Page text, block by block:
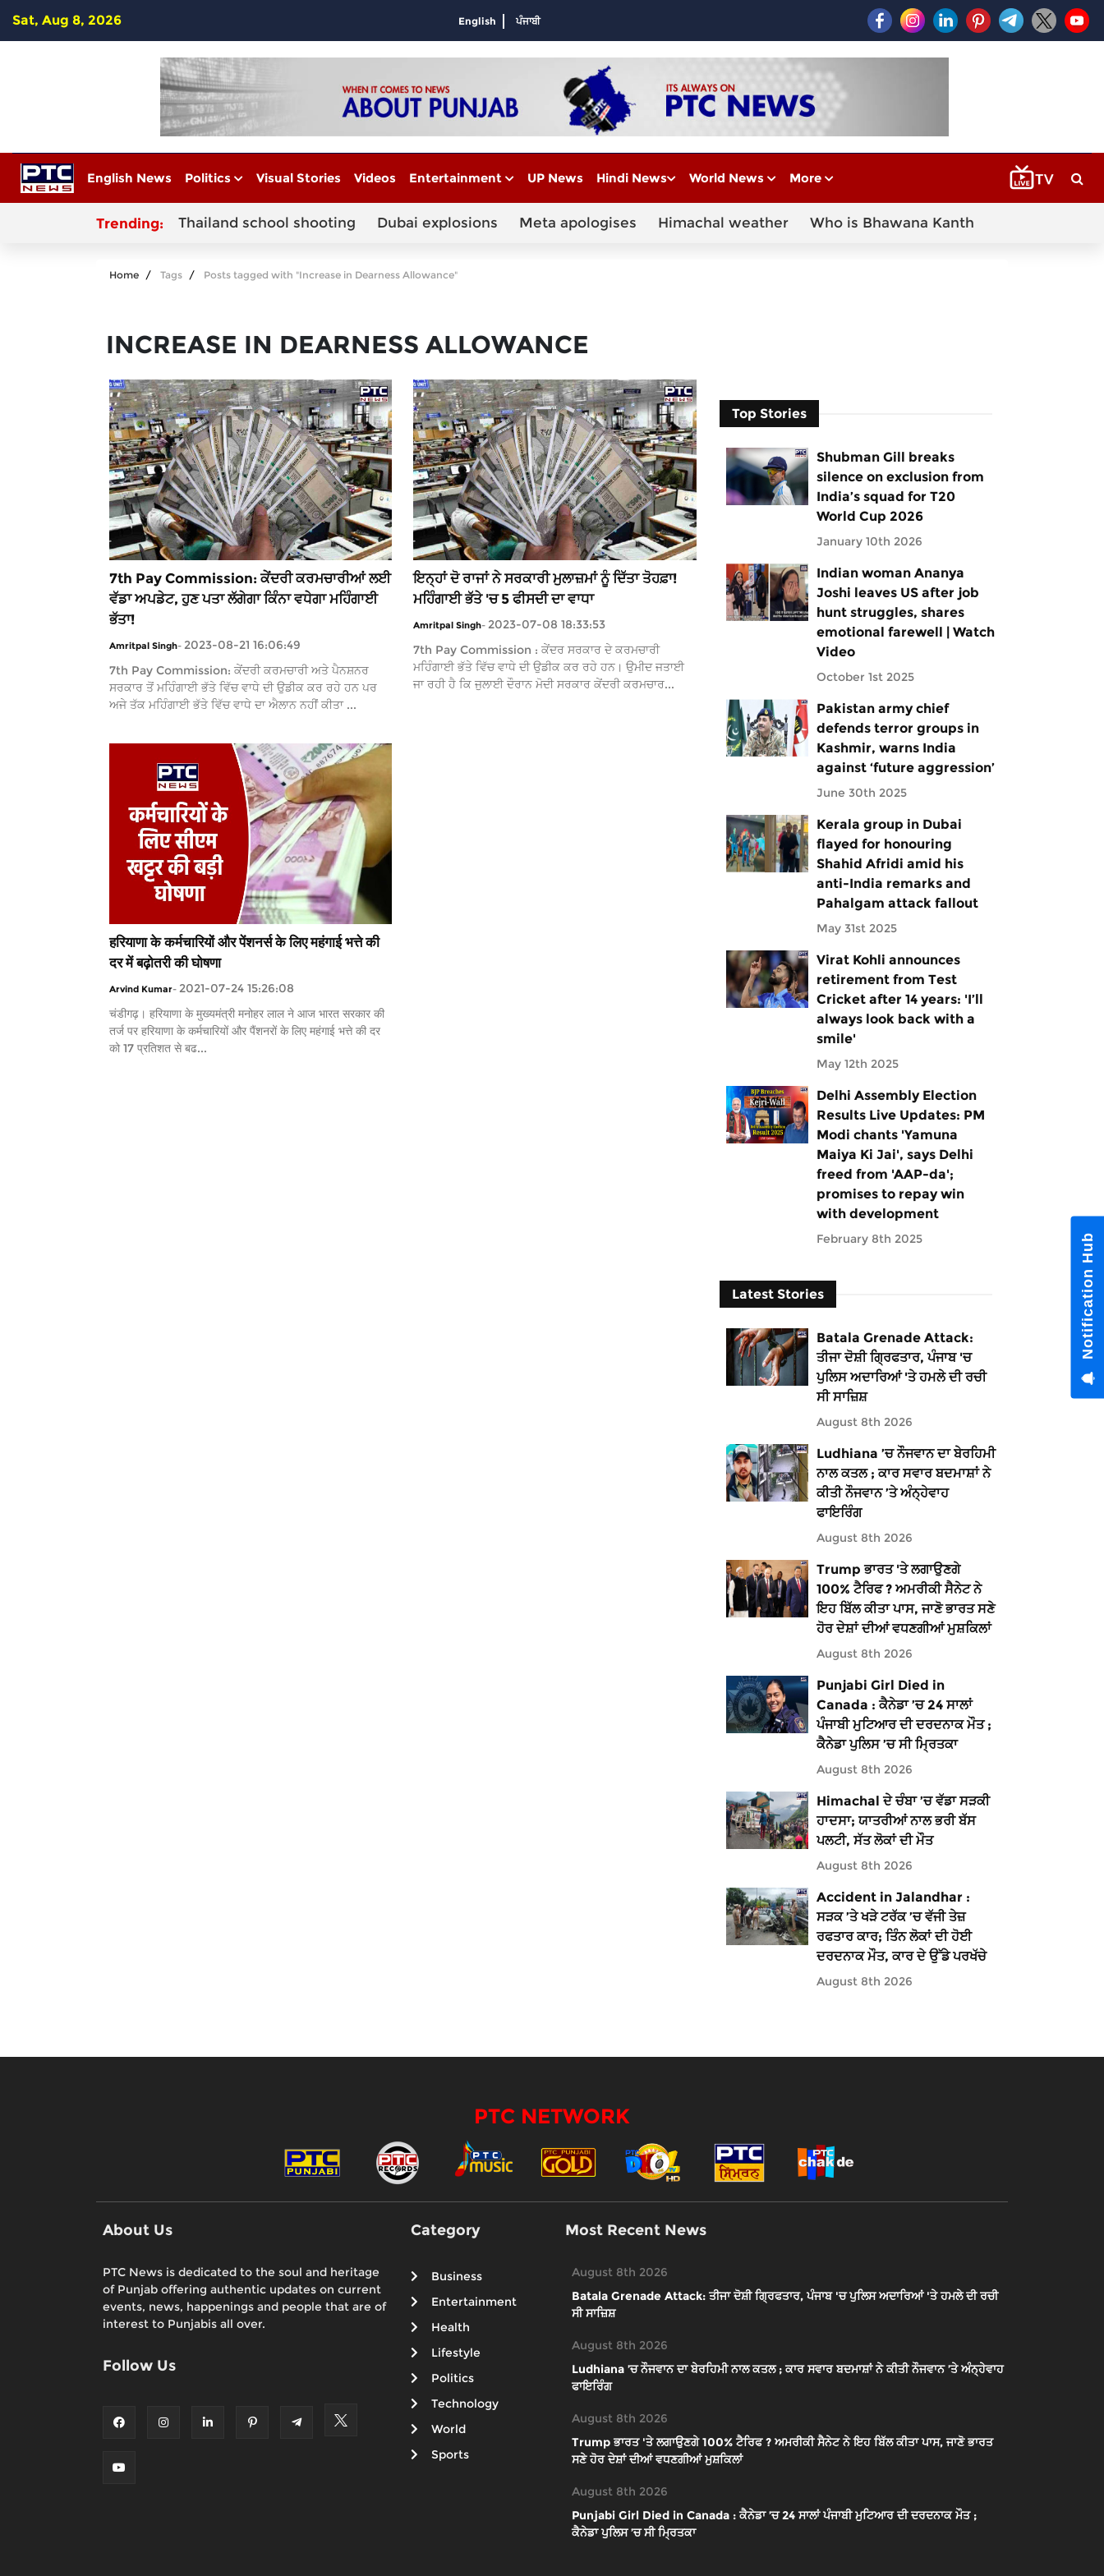
Sat, Aug 8, 2026 English ਪੰਜਾਬੀ
English News Politics Visual Stories Videos Entertainment UP News Hindi News World News More
Trending: Thailand school shooting Dubai explosions Meta apologises Himachal weather Who is Bhawana Kanth
Home Tags Posts tagged with "Increase in Dearness Allowance"
INCREASE IN DEARNESS ALLOWANCE
7th Pay Commission: ਕੇਂਦਰੀ ਕਰਮਚਾਰੀਆਂ ਲਈ
ਵੱਡਾ ਅਪਡੇਟ, ਹੁਣ ਪਤਾ ਲੱਗੇਗਾ ਕਿੰਨਾ ਵਧੇਗਾ ਮਹਿੰਗਾਈ
ਭੱਤਾ!
Amritpal Singh- 2023-08-21 16:06:49
7th Pay Commission: ਕੇਂਦਰੀ ਕਰਮਚਾਰੀ ਅਤੇ ਪੈਨਸ਼ਨਰ
ਸਰਕਾਰ ਤੋਂ ਮਹਿੰਗਾਈ ਭੱਤੇ ਵਿੱਚ ਵਾਧੇ ਦੀ ਉਡੀਕ ਕਰ ਰਹੇ ਹਨ ਪਰ
ਅਜੇ ਤੱਕ ਮਹਿੰਗਾਈ ਭੱਤੇ ਵਿੱਚ ਵਾਧੇ ਦਾ ਐਲਾਨ ਨਹੀਂ ਕੀਤਾ ...
ਇਨ੍ਹਾਂ ਦੋ ਰਾਜਾਂ ਨੇ ਸਰਕਾਰੀ ਮੁਲਾਜ਼ਮਾਂ ਨੂੰ ਦਿੱਤਾ ਤੋਹਫ਼ਾ!
ਮਹਿੰਗਾਈ ਭੱਤੇ 'ਚ 5 ਫੀਸਦੀ ਦਾ ਵਾਧਾ
Amritpal Singh- 2023-07-08 18:33:53
7th Pay Commission : ਕੇਂਦਰ ਸਰਕਾਰ ਦੇ ਕਰਮਚਾਰੀ
ਮਹਿੰਗਾਈ ਭੱਤੇ ਵਿੱਚ ਵਾਧੇ ਦੀ ਉਡੀਕ ਕਰ ਰਹੇ ਹਨ। ਉਮੀਦ ਜਤਾਈ
ਜਾ ਰਹੀ ਹੈ ਕਿ ਜੁਲਾਈ ਦੌਰਾਨ ਮੋਦੀ ਸਰਕਾਰ ਕੇਂਦਰੀ ਕਰਮਚਾਰ...
हरियाणा के कर्मचारियों और पेंशनर्स के लिए महंगाई भत्ते की
दर में बढ़ोतरी की घोषणा
Arvind Kumar- 2021-07-24 15:26:08
चंडीगढ़। हरियाणा के मुख्यमंत्री मनोहर लाल ने आज भारत सरकार की
तर्ज पर हरियाणा के कर्मचारियों और पैंशनरों के लिए महंगाई भत्ते की दर
को 17 प्रतिशत से बढ...
Top Stories
Shubman Gill breaks
silence on exclusion from
India’s squad for T20
World Cup 2026
January 10th 2026
Indian woman Ananya
Joshi leaves US after job
hunt struggles, shares
emotional farewell | Watch
Video
October 1st 2025
Pakistan army chief
defends terror groups in
Kashmir, warns India
against ‘future aggression’
June 30th 2025
Kerala group in Dubai
flayed for honouring
Shahid Afridi amid his
anti-India remarks and
Pahalgam attack fallout
May 31st 2025
Virat Kohli announces
retirement from Test
Cricket after 14 years: 'I’ll
always look back with a
smile'
May 12th 2025
Delhi Assembly Election
Results Live Updates: PM
Modi chants 'Yamuna
Maiya Ki Jai', says Delhi
freed from 'AAP-da';
promises to repay win
with development
February 8th 2025
Latest Stories
Batala Grenade Attack:
ਤੀਜਾ ਦੋਸ਼ੀ ਗ੍ਰਿਫਤਾਰ, ਪੰਜਾਬ 'ਚ
ਪੁਲਿਸ ਅਦਾਰਿਆਂ 'ਤੇ ਹਮਲੇ ਦੀ ਰਚੀ
ਸੀ ਸਾਜ਼ਿਸ਼
August 8th 2026
Ludhiana ’ਚ ਨੌਜਵਾਨ ਦਾ ਬੇਰਹਿਮੀ
ਨਾਲ ਕਤਲ ; ਕਾਰ ਸਵਾਰ ਬਦਮਾਸ਼ਾਂ ਨੇ
ਕੀਤੀ ਨੌਜਵਾਨ ’ਤੇ ਅੰਨ੍ਹੇਵਾਹ
ਫਾਇਰਿੰਗ
August 8th 2026
Trump ਭਾਰਤ 'ਤੇ ਲਗਾਉਣਗੇ
100% ਟੈਰਿਫ ? ਅਮਰੀਕੀ ਸੈਨੇਟ ਨੇ
ਇਹ ਬਿੱਲ ਕੀਤਾ ਪਾਸ, ਜਾਣੋ ਭਾਰਤ ਸਣੇ
ਹੋਰ ਦੇਸ਼ਾਂ ਦੀਆਂ ਵਧਣਗੀਆਂ ਮੁਸ਼ਕਿਲਾਂ
August 8th 2026
Punjabi Girl Died in
Canada : ਕੈਨੇਡਾ ’ਚ 24 ਸਾਲਾਂ
ਪੰਜਾਬੀ ਮੁਟਿਆਰ ਦੀ ਦਰਦਨਾਕ ਮੌਤ ;
ਕੈਨੇਡਾ ਪੁਲਿਸ ’ਚ ਸੀ ਮ੍ਰਿਤਕਾ
August 8th 2026
Himachal ਦੇ ਚੰਬਾ ’ਚ ਵੱਡਾ ਸੜਕੀ
ਹਾਦਸਾ; ਯਾਤਰੀਆਂ ਨਾਲ ਭਰੀ ਬੱਸ
ਪਲਟੀ, ਸੱਤ ਲੋਕਾਂ ਦੀ ਮੌਤ
August 8th 2026
Accident in Jalandhar :
ਸੜਕ ’ਤੇ ਖੜੇ ਟਰੱਕ ’ਚ ਵੱਜੀ ਤੇਜ਼
ਰਫਤਾਰ ਕਾਰ; ਤਿੰਨ ਲੋਕਾਂ ਦੀ ਹੋਈ
ਦਰਦਨਾਕ ਮੌਤ, ਕਾਰ ਦੇ ਉੱਡੇ ਪਰਖੱਚੇ
August 8th 2026
PTC NETWORK
About Us
PTC News is dedicated to the soul and heritage
of Punjab offering authentic updates on current
events, news, happenings and people that are of
interest to Punjabis all over.
Follow Us
Category
Business
Entertainment
Health
Lifestyle
Politics
Technology
World
Sports
Most Recent News
August 8th 2026
Batala Grenade Attack: ਤੀਜਾ ਦੋਸ਼ੀ ਗ੍ਰਿਫਤਾਰ, ਪੰਜਾਬ 'ਚ ਪੁਲਿਸ ਅਦਾਰਿਆਂ 'ਤੇ ਹਮਲੇ ਦੀ ਰਚੀ
ਸੀ ਸਾਜ਼ਿਸ਼
August 8th 2026
Ludhiana ’ਚ ਨੌਜਵਾਨ ਦਾ ਬੇਰਹਿਮੀ ਨਾਲ ਕਤਲ ; ਕਾਰ ਸਵਾਰ ਬਦਮਾਸ਼ਾਂ ਨੇ ਕੀਤੀ ਨੌਜਵਾਨ ’ਤੇ ਅੰਨ੍ਹੇਵਾਹ
ਫਾਇਰਿੰਗ
August 8th 2026
Trump ਭਾਰਤ 'ਤੇ ਲਗਾਉਣਗੇ 100% ਟੈਰਿਫ ? ਅਮਰੀਕੀ ਸੈਨੇਟ ਨੇ ਇਹ ਬਿੱਲ ਕੀਤਾ ਪਾਸ, ਜਾਣੋ ਭਾਰਤ
ਸਣੇ ਹੋਰ ਦੇਸ਼ਾਂ ਦੀਆਂ ਵਧਣਗੀਆਂ ਮੁਸ਼ਕਿਲਾਂ
August 8th 2026
Punjabi Girl Died in Canada : ਕੈਨੇਡਾ ’ਚ 24 ਸਾਲਾਂ ਪੰਜਾਬੀ ਮੁਟਿਆਰ ਦੀ ਦਰਦਨਾਕ ਮੌਤ ;
ਕੈਨੇਡਾ ਪੁਲਿਸ ’ਚ ਸੀ ਮ੍ਰਿਤਕਾ
Notification Hub